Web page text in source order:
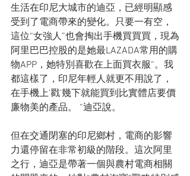
生活在印尼大城市的迪亞，已經明顯感
受到了電商帶來的變化。只要一有空，
這位“女強人”也會掏出手機買買買，現為
阿里巴巴控股的是她最LAZADA常用的購
物APP，她特別喜歡在上面買衣服“。我
都這樣了，印尼年輕人就更不用說了，
在手機上'戳'幾下就能買到比實體店要價
廉物美的產品。 “迪亞說。
但在交通閉塞的印尼鄉村，電商的影響
力還停留在非常初級的階段。這次阿里
之行，迪亞是帶著一個與農村電商相關